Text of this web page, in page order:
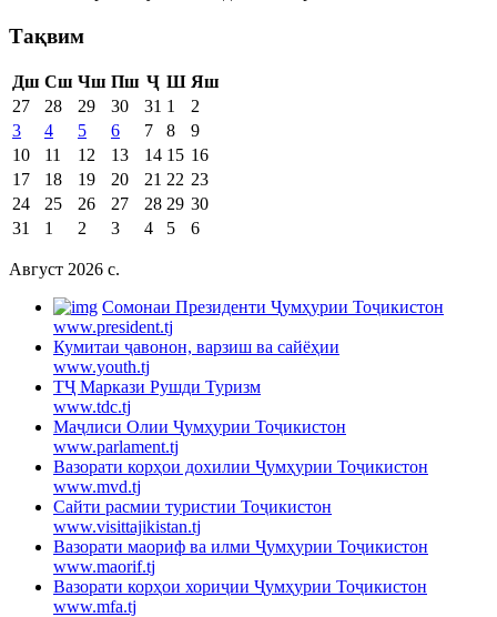
Тақвим
Дш Сш Чш Пш Ҷ Ш Яш
27
28 29 30 31 1
2
3
4 5 6 7 8
9
10
11 12 13 14 15 16
17
18 19 20 21 22 23
24
25 26 27 28 29 30
31
1 2 3 4 5 6
Август 2026 c.
Cомонаи Президенти Ҷумҳурии Тоҷикистон
www.president.tj
Кумитаи ҷавонон, варзиш ва сайёҳии
www.youth.tj
ТҶ Маркази Рушди Туризм
www.tdc.tj
Маҷлиси Олии Ҷумҳурии Тоҷикистон
www.parlament.tj
Вазорати корҳои дохилии Ҷумҳурии Тоҷикистон
www.mvd.tj
Сайти расмии туристии Тоҷикистон
www.visittajikistan.tj
Вазорати маориф ва илми Ҷумҳурии Тоҷикистон
www.maorif.tj
Вазорати корҳои хориҷии Ҷумҳурии Тоҷикистон
www.mfa.tj